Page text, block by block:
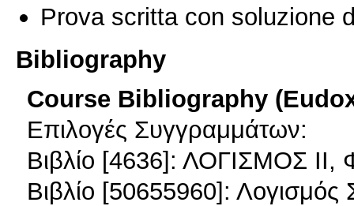
Prova scritta con soluzione
Bibliography
Course Bibliography
Επιλογές Συγγραμμάτων:
Βιβλίο [4636]: ΛΟΓΙΣΜΟΣ
Βιβλίο [50655960]: